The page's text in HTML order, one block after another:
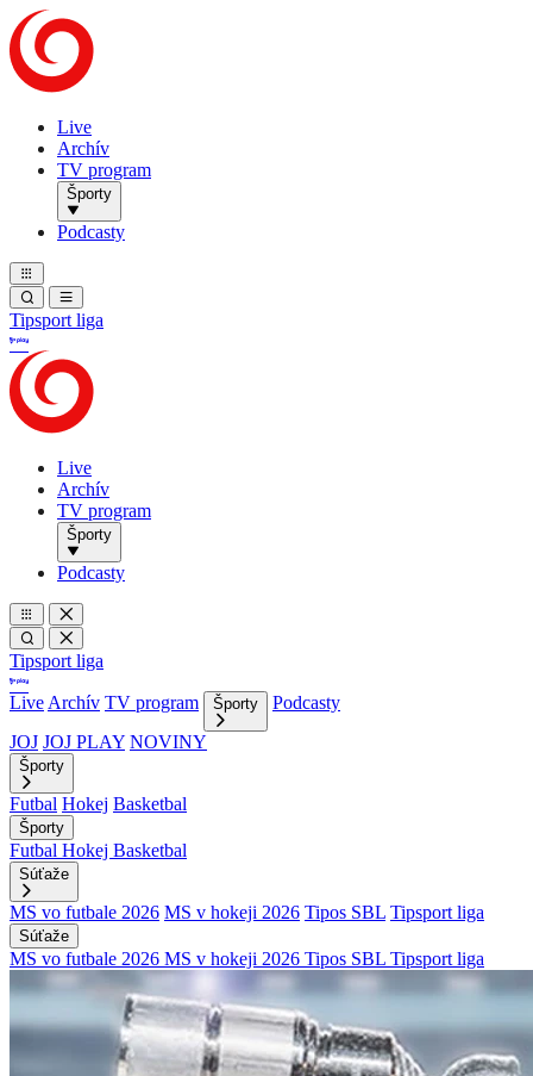
Live
Archív
TV program
Športy
Podcasty
Tipsport liga
Live
Archív
TV program
Športy
Podcasty
Tipsport liga
Live Archív TV program Športy
Podcasty
JOJ JOJ PLAY NOVINY
Športy
Futbal Hokej Basketbal
Športy
Futbal Hokej Basketbal
Súťaže
MS vo futbale 2026 MS v hokeji 2026 Tipos SBL Tipsport liga
Súťaže
MS vo futbale 2026 MS v hokeji 2026 Tipos SBL Tipsport liga